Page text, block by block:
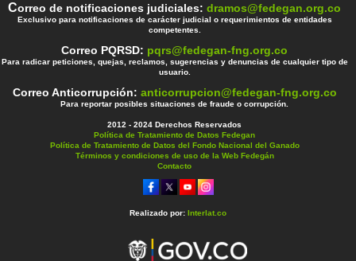
Correo de notificaciones judiciales:dramos@fedegan.org.co
Exclusivo para notificaciones de carácter judicial o requerimientos de entidades
competentes.
Correo PQRSD: pqrs@fedegan-fng.org.co
Para radicar peticiones, quejas, reclamos, sugerencias y denuncias de cualquier tipo de
usuario.
Correo Anticorrupción: anticorrupcion@fedegan-fng.org.co
Para reportar posibles situaciones de fraude o corrupción.
2012 - 2024 Derechos Reservados
Política de Tratamiento de Datos Fedegan
Política de Tratamiento de Datos del Fondo Nacional del Ganado
Términos y condiciones de uso de la Web Fedegán
Contacto
Realizado por: Interlat.co